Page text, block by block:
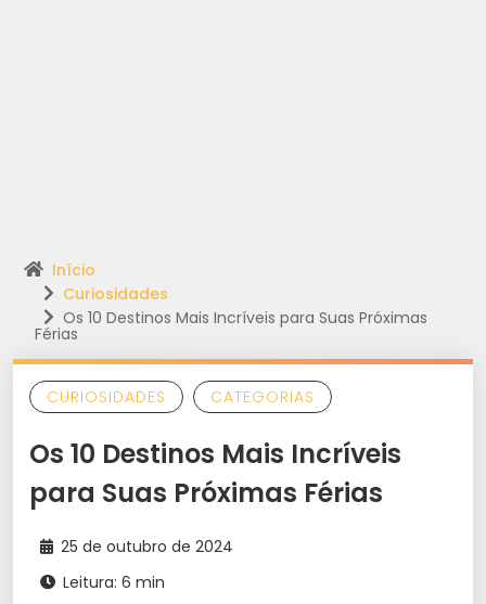
Início
Curiosidades
Os 10 Destinos Mais Incríveis para Suas Próximas
Férias
CURIOSIDADES CATEGORIAS
Os 10 Destinos Mais Incríveis
para Suas Próximas Férias
25 de outubro de 2024
Leitura: 6 min